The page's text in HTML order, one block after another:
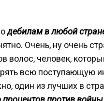
дебилам в любой
Очень, ну очень
волос, человек,
всю поступающую
один из лучших в